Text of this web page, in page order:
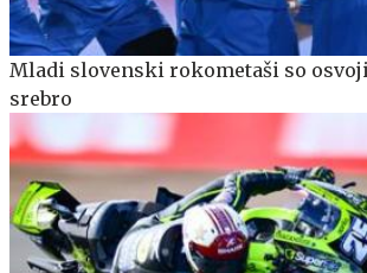
Mladi slovenski rokometaši so
srebro